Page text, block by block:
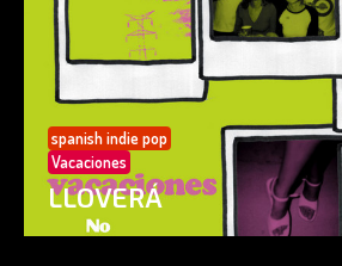
spanish indie pop
Vacaciones
LLOVERÁ